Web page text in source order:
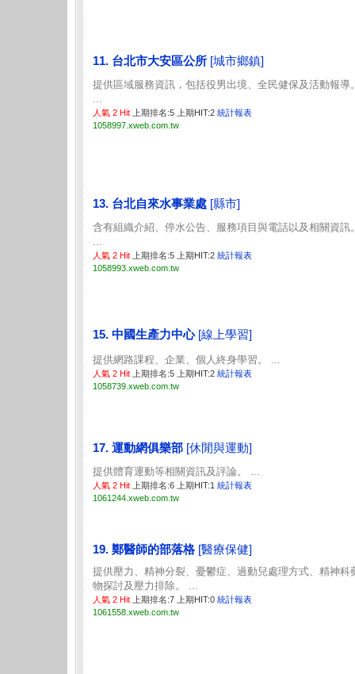
11. 台北市大安區公所 [城市鄉鎮]
提供區域服務資訊，包括役男出境、全民健保及活動報導
...
人氣 2 Hit 上期排名:5 上期HIT:2 統計報表
1058997.xweb.com.tw
13. 台北自來水事業處 [縣市]
含有組織介紹、停水公告、服務項目與電話以及相關資訊
...
人氣 2 Hit 上期排名:5 上期HIT:2 統計報表
1058993.xweb.com.tw
15. 中國生產力中心 [線上學習]
提供網路課程、企業、個人終身學習。 ...
人氣 2 Hit 上期排名:5 上期HIT:2 統計報表
1058739.xweb.com.tw
17. 運動網俱樂部 [休閒與運動]
提供體育運動等相關資訊及評論。 ...
人氣 2 Hit 上期排名:6 上期HIT:1 統計報表
1061244.xweb.com.tw
19. 鄭醫師的部落格 [醫療保健]
提供壓力、精神分裂、憂鬱症、過動兒處理方式、精神科
物探討及壓力排除。 ...
人氣 2 Hit 上期排名:7 上期HIT:0 統計報表
1061558.xweb.com.tw